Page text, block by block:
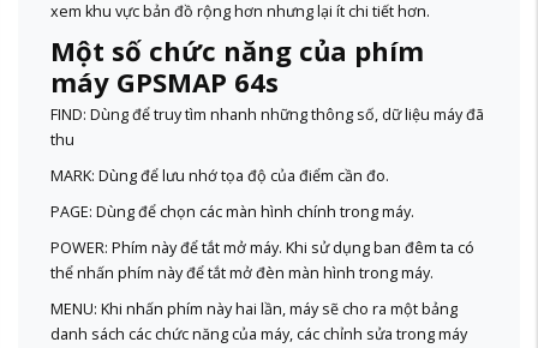
xem khu vực bản đồ rộng hơn nhưng lại ít chi tiết hơn.
Một số chức năng của phím
máy GPSMAP 64s
FIND: Dùng để truy tìm nhanh những thông số, dữ liệu máy đã
thu
MARK: Dùng để lưu nhớ tọa độ của điểm cần đo.
PAGE: Dùng để chọn các màn hình chính trong máy.
POWER: Phím này để tắt mở máy. Khi sử dụng ban đêm ta có
thể nhấn phím này để tắt mở đèn màn hình trong máy.
MENU: Khi nhấn phím này hai lần, máy sẽ cho ra một bảng
danh sách các chức năng của máy, các chỉnh sửa trong máy